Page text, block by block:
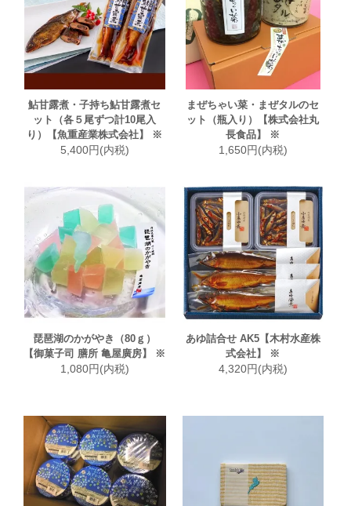
鮎甘露煮・子持ち鮎甘露煮セ
ット（各５尾ずつ計10尾入
り）【魚重産業株式会社】 ※
5,400円(内税)
まぜちゃい菜・まぜタルのセ
ット（瓶入り）【株式会社丸
長食品】 ※
1,650円(内税)
琵琶湖のかがやき（80ｇ）
【御菓子司 膳所 亀屋廣房】 ※
1,080円(内税)
あゆ詰合せ AK5【木村水産株
式会社】 ※
4,320円(内税)